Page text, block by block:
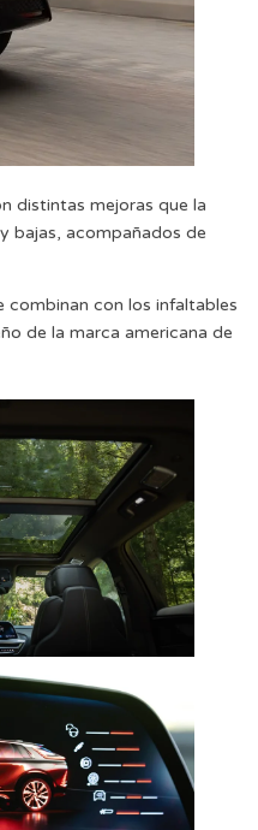
distintas mejoras que la
bajas, acompañados de
combinan con los infaltables
de la marca americana de